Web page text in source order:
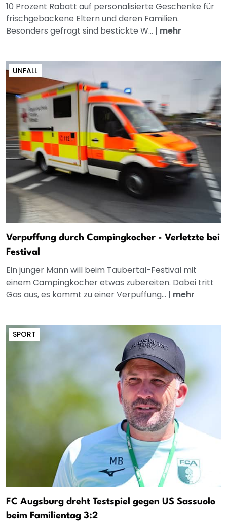
10 Prozent Rabatt auf personalisierte Geschenke für
frischgebackene Eltern und deren Familien.
Besonders gefragt sind bestickte W... | mehr
UNFALL
Verpuffung durch Campingkocher - Verletzte bei
Festival
Ein junger Mann will beim Taubertal-Festival mit
einem Campingkocher etwas zubereiten. Dabei tritt
Gas aus, es kommt zu einer Verpuffung... | mehr
SPORT
FC Augsburg dreht Testspiel gegen US Sassuolo
beim Familientag 3:2